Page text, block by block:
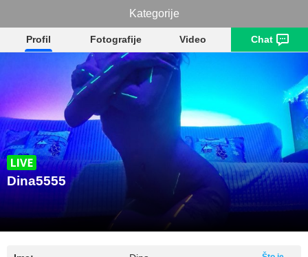
Dina5555
Profil Fotografije Video Chat
Dina5555
Kategorije